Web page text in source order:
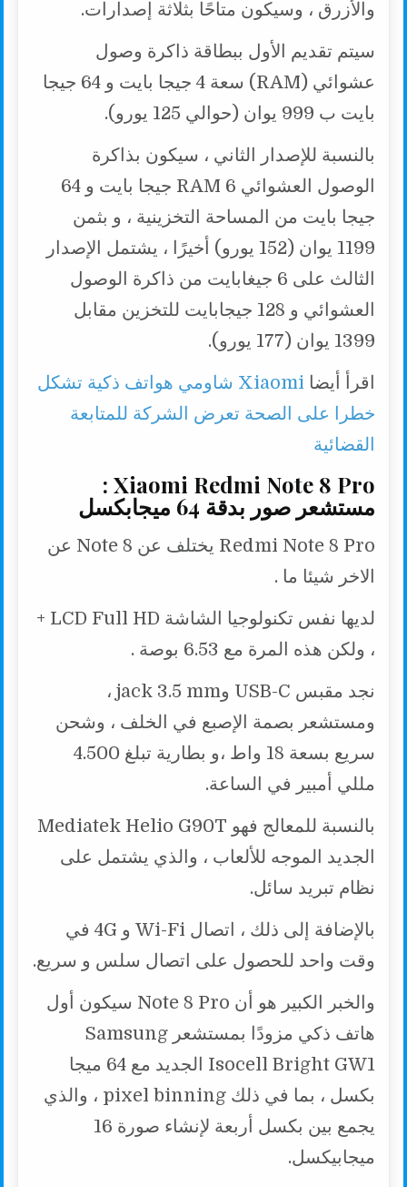
والأزرق ، وسيكون متاحًا بثلاثة إصدارات.
سيتم تقديم الأول ببطاقة ذاكرة وصول
عشوائي (RAM) سعة 4 جيجا بايت و 64 جيجا
بايت ب 999 يوان (حوالي 125 يورو).
بالنسبة للإصدار الثاني ، سيكون بذاكرة
الوصول العشوائي RAM 6 جيجا بايت و 64
جيجا بايت من المساحة التخزينية ، و بثمن
1199 يوان (152 يورو) أخيرًا ، يشتمل الإصدار
الثالث على 6 جيغابايت من ذاكرة الوصول
العشوائي و 128 جيجابايت للتخزين مقابل
1399 يوان (177 يورو).
اقرأ أيضا
Xiaomi شاومي هواتف ذكية تشكل
خطرا على الصحة تعرض الشركة للمتابعة
القضائية
Xiaomi Redmi Note 8 Pro :
مستشعر صور بدقة 64 ميجابكسل
Redmi Note 8 Pro يختلف عن Note 8 عن
الاخر شيئا ما .
لديها نفس تكنولوجيا الشاشة LCD Full HD +
، ولكن هذه المرة مع 6.53 بوصة .
نجد مقبس USB-C وjack 3.5 mm ،
ومستشعر بصمة الإصبع في الخلف ، وشحن
سريع بسعة 18 واط ،و بطارية تبلغ 4.500
مللي أمبير في الساعة.
بالنسبة للمعالج فهو Mediatek Helio G90T
الجديد الموجه للألعاب ، والذي يشتمل على
نظام تبريد سائل.
بالإضافة إلى ذلك ، اتصال Wi-Fi و 4G في
وقت واحد للحصول على اتصال سلس و سريع.
والخبر الكبير هو أن Note 8 Pro سيكون أول
هاتف ذكي مزودًا بمستشعر Samsung
Isocell Bright GW1 الجديد مع 64 ميجا
بكسل ، بما في ذلك pixel binning ، والذي
يجمع بين بكسل أربعة لإنشاء صورة 16
ميجابيكسل.